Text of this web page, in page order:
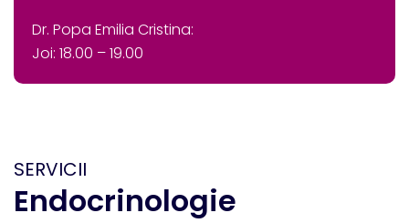
Dr. Popa Emilia Cristina:
Joi: 18.00 – 19.00
SERVICII
Endocrinologie